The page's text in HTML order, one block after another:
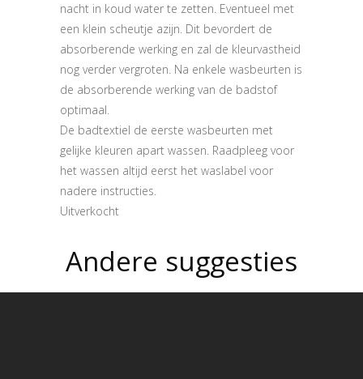
nacht in koud water te zetten. Eventueel met
een klein scheutje azijn. Dit bevordert de
absorberende werking en zal de kleurvastheid
nog verder vergroten. Na enkele wasbeurten is
de absorberende werking van de badstof
optimaal.
De badtextiel de eerste wasbeurten met
gelijke kleuren apart wassen. Raadpleeg voor
het wassen altijd eerst het waslabel voor
nadere instructies.
Uitverkocht
Andere suggesties